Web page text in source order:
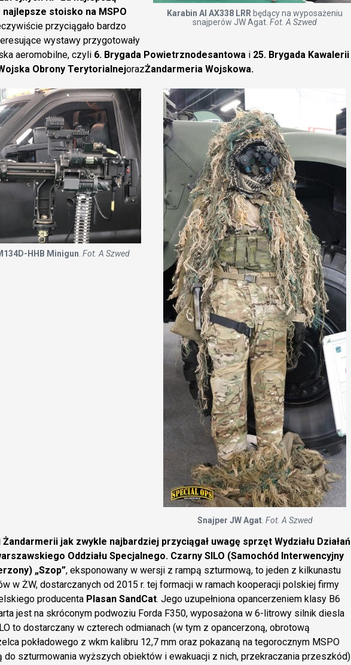
Karabin AI AX338 LRR będący na wyposażeniu
snajperów JW Agat. Fot. A Szwed
stoisko na MSPO
przyciągało bardzo
wystawy przygotowały
aeromobilne, czyli 6. Brygada Powietrznodesantowa i 25. Brygada Kawalerii
Obrony TerytorialnejorazŻandarmeria Wojskowa.
HHB Minigun Fot. A Szwed
Snajper JW Agat. Fot. A Szwed
jak zwykle najbardziej przyciągał uwagę sprzęt Wydziału Działań
Oddziału Specjalnego. Czarny SILO (Samochód Interwencyjny
„Szop”, eksponowany w wersji z rampą szturmową, to jeden z kilkunastu
w ŻW, dostarczanych od 2015 r. tej formacji w ramach kooperacji polskiej firmy
producenta Plasan SandCat. Jego uzupełniona opancerzeniem klasy B6
jest na skróconym podwoziu Forda F350, wyposażona w 6-litrowy silnik diesla
to dostarczany w czterech odmianach (w tym z opancerzoną, obrotową
pokładowego z wkm kalibru 12,7 mm oraz pokazaną na tegorocznym MSPO
do szturmowania wyższych obiektów i ewakuacji z nich, przekraczania przeszkód)